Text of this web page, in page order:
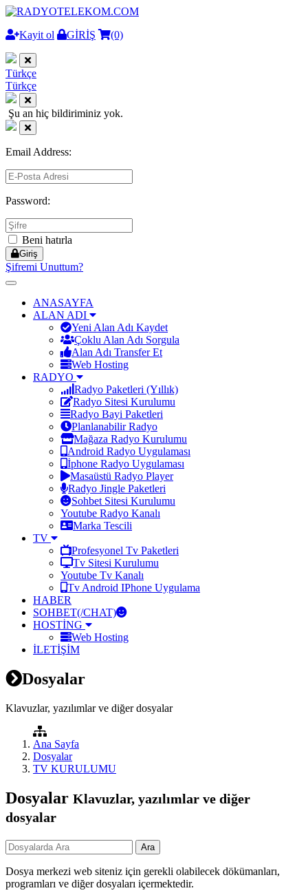
Kayit ol GİRİŞ (0)
Türkçe
Türkçe
Şu an hiç bildiriminiz yok.
Email Address:
Password:
Beni hatırla
Giriş
Şifremi Unuttum?
Toggle
navigationANASAYFA
ALAN ADI
Yeni Alan Adı Kaydet
Çoklu Alan Adı Sorgula
Alan Adı Transfer Et
Web Hosting
RADYO
Radyo Paketleri (Yıllık)
Radyo Sitesi Kurulumu
Radyo Bayi Paketleri
Planlanabilir Radyo
Mağaza Radyo Kurulumu
Android Radyo Uygulaması
İphone Radyo Uygulaması
Masaüstü Radyo Player
Radyo Jingle Paketleri
Sohbet Sitesi Kurulumu
Youtube Radyo Kanalı
Marka Tescili
TV
Profesyonel Tv Paketleri
Tv Sitesi Kurulumu
Youtube Tv Kanalı
Tv Android IPhone Uygulama
HABER
SOHBET(/CHAT)
HOSTİNG
Web Hosting
İLETİŞİM
Dosyalar
Klavuzlar, yazılımlar ve diğer dosyalar
Ana Sayfa
Dosyalar
TV KURULUMU
Dosyalar Klavuzlar, yazılımlar ve diğer
dosyalar
Dosya merkezi web siteniz için gerekli olabilecek dökümanları,
programları ve diğer dosyaları içermektedir.